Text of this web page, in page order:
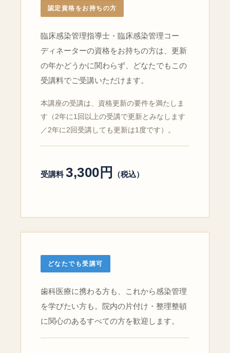
認定資格をお持ちの方
臨床感染管理指導士・臨床感染管理コー
ディネーターの資格をお持ちの方は、更新
の年かどうかに関わらず、どなたでもこの
受講料でご受講いただけます。
本講座の受講は、資格更新の要件を満たしま
す（2年に1回以上の受講で更新とみなします
／2年に2回受講しても更新は1度です）。
受講料3,300円 （税込）
どなたでも受講可
歯科医療に携わる方も、これから感染管理
を学びたい方も。院内の片付け・整理整頓
に関心のあるすべての方を歓迎します。